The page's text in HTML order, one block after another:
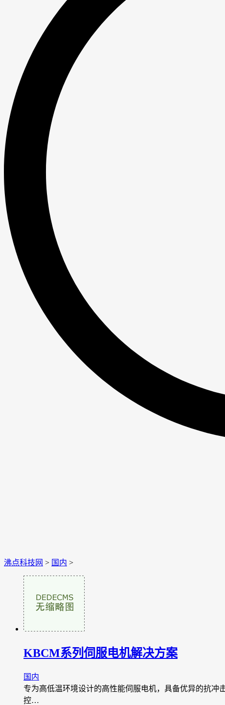
沸点科技网 > 国内 >
KBCM系列伺服电机解决方案
国内
专为高低温环境设计的高性能伺服电机，具备优异的抗
控…